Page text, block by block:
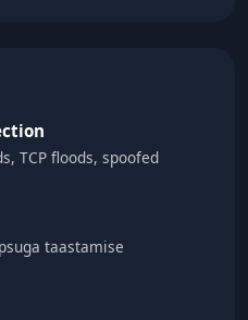
TCP floods, spoofed
taastamise